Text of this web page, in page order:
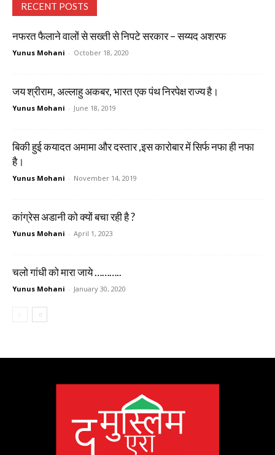
RECENT POSTS
नफरत फैलाने वालों से सख्ती से निपटे सरकार – सय्यद अशरफ
Yunus Mohani - October 18, 2020
जय श्रीराम, अल्लाहु अकबर, भारत एक पंथ निरपेक्ष राज्य है।
Yunus Mohani - June 18, 2019
बिकी हुई कयादत अमामा और दस्तार ,इस कारोबार में सिर्फ नफा ही नफा
है।
Yunus Mohani - November 14, 2019
कांग्रेस अडानी को क्यों बचा रही है ?
Yunus Mohani - April 1, 2023
चलो गांधी को मारा जाये ………..
Yunus Mohani - January 30, 2020